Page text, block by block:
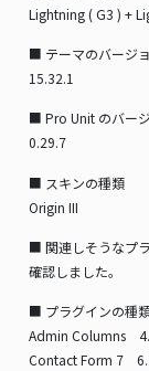
Lightning ( G3 ) +
■ テーマのバージ
15.32.1
■ Pro Unit のバー
0.29.7
■ スキンの種類
Origin III
■ 関連しそうなプ
確認しました。
■ プラグインの種
Admin Columns
Contact Form 7